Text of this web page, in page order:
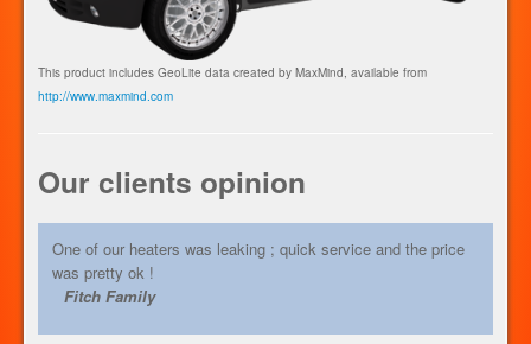
This product includes GeoLite data created by MaxMind, available from
http://www.maxmind.com
Our clients opinion
One of our heaters was leaking ; quick service and the price
was pretty ok !
Fitch Family